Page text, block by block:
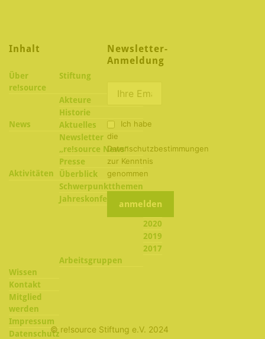
Inhalt
Über
re!source
Stiftung
Akteure
Historie
News
Aktuelles
Newsletter
„re!source News“
Presse
Aktivitäten
Überblick
Schwerpunktthemen
Jahreskonferenzen
2022
2020
2019
2017
Arbeitsgruppen
Wissen
Kontakt
Mitglied
werden
Impressum
Datenschutz
Newsletter-
Anmeldung
Ich habe
die
Datenschutzbestimmungen
zur Kenntnis
genommen
© re!source Stiftung e.V. 2024